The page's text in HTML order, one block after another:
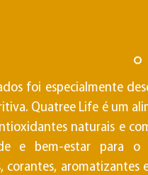
foi especialmente
Quatree Life é um
naturais e
e bem-estar para o
corantes, aromatizantes